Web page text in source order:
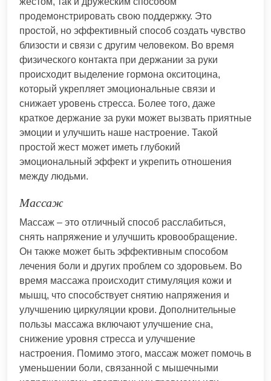
продемонстрировать свою поддержку. Это
простой, но эффективный способ создать чувство
близости и связи с другим человеком. Во время
физического контакта при держании за руки
происходит выделение гормона окситоцина,
который укрепляет эмоциональные связи и
снижает уровень стресса. Более того, даже
краткое держание за руки может вызвать приятные
эмоции и улучшить наше настроение. Такой
простой жест может иметь глубокий
эмоциональный эффект и укрепить отношения
между людьми.
Массаж
Массаж – это отличный способ расслабиться,
снять напряжение и улучшить кровообращение.
Он также может быть эффективным способом
лечения боли и других проблем со здоровьем. Во
время массажа происходит стимуляция кожи и
мышц, что способствует снятию напряжения и
улучшению циркуляции крови. Дополнительные
пользы массажа включают улучшение сна,
снижение уровня стресса и улучшение
настроения. Помимо этого, массаж может помочь в
уменьшении боли, связанной с мышечными